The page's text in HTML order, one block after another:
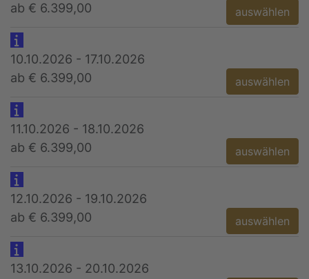
ab € 6.399,00
auswählen
10.10.2026 - 17.10.2026
ab € 6.399,00
auswählen
11.10.2026 - 18.10.2026
ab € 6.399,00
auswählen
12.10.2026 - 19.10.2026
ab € 6.399,00
auswählen
13.10.2026 - 20.10.2026